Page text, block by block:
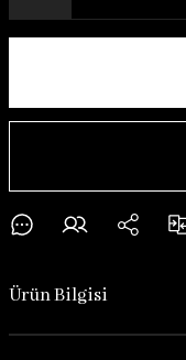
Ürün Bilgisi